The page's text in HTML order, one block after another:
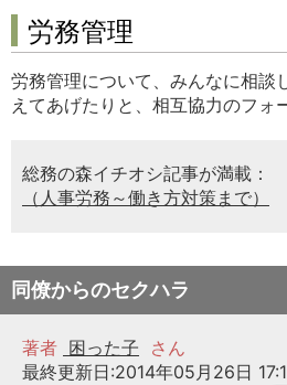
労務管理
労務管理について、みんなに相談
えてあげたりと、相互協力のフォ
総務の森イチオシ記事が満載：
（人事労務～働き方対策まで）
同僚からのセクハラ
著者 困った子
さん
最終更新日:2014年05月26日